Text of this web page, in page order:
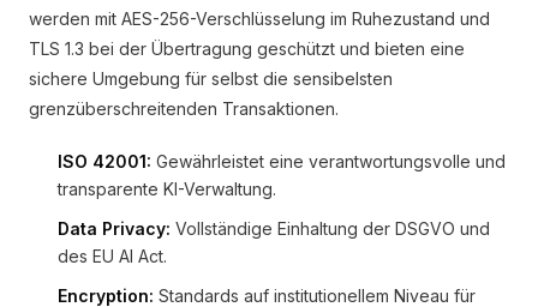
werden mit AES-256-Verschlüsselung im Ruhezustand und
TLS 1.3 bei der Übertragung geschützt und bieten eine
sichere Umgebung für selbst die sensibelsten
grenzüberschreitenden Transaktionen.
ISO 42001: Gewährleistet eine verantwortungsvolle und
transparente KI-Verwaltung.
Data Privacy: Vollständige Einhaltung der DSGVO und
des EU AI Act.
Encryption: Standards auf institutionellem Niveau für